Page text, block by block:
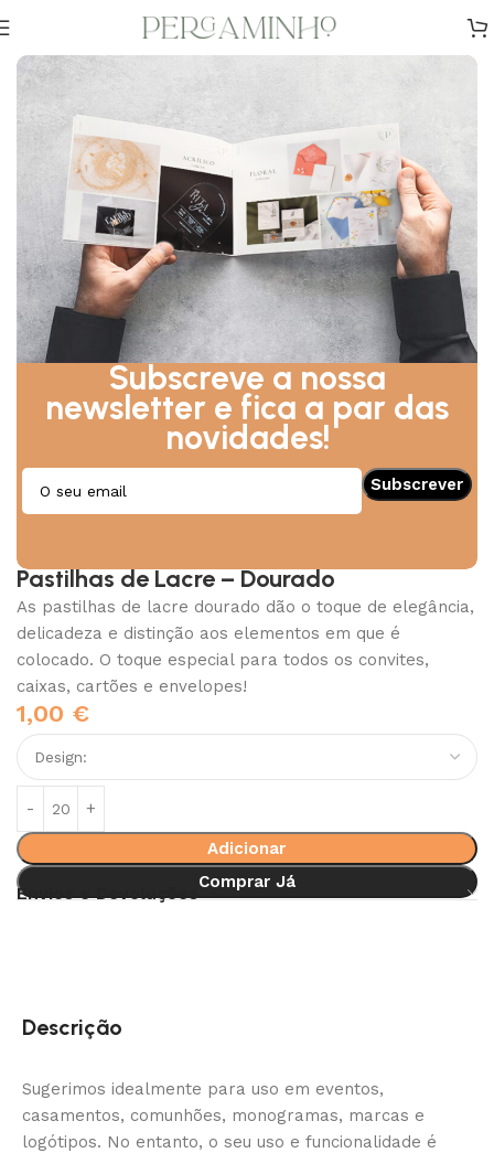
Subscreve a nossa
newsletter e fica a par das
novidades!
Pastilhas de Lacre – Dourado
As pastilhas de lacre dourado dão o toque de elegância,
delicadeza e distinção aos elementos em que é
colocado. O toque especial para todos os convites,
caixas, cartões e envelopes!
1,00 €
Adicionar
Comprar Já
Envios e Devoluções
Descrição
Sugerimos idealmente para uso em eventos,
casamentos, comunhões, monogramas, marcas e
logótipos. No entanto, o seu uso e funcionalidade é